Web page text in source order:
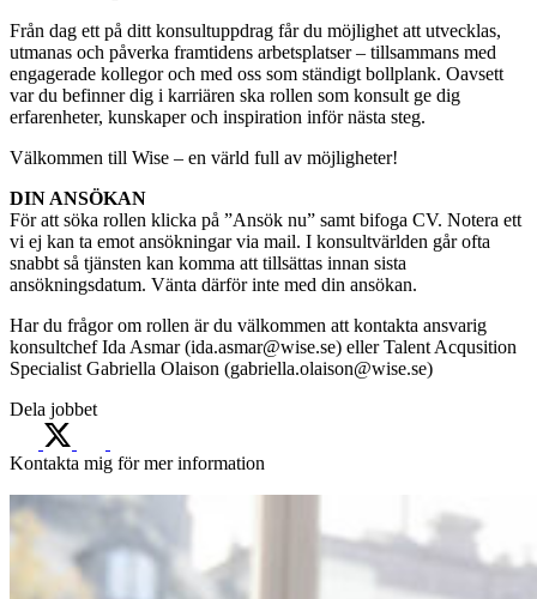
Från dag ett på ditt konsultuppdrag får du möjlighet att utvecklas,
utmanas och påverka framtidens arbetsplatser – tillsammans med
engagerade kollegor och med oss som ständigt bollplank. Oavsett
var du befinner dig i karriären ska rollen som konsult ge dig
erfarenheter, kunskaper och inspiration inför nästa steg.
Välkommen till Wise – en värld full av möjligheter!
DIN ANSÖKAN
För att söka rollen klicka på ”Ansök nu” samt bifoga CV. Notera ett
vi ej kan ta emot ansökningar via mail. I konsultvärlden går ofta
snabbt så tjänsten kan komma att tillsättas innan sista
ansökningsdatum. Vänta därför inte med din ansökan.
Har du frågor om rollen är du välkommen att kontakta ansvarig
konsultchef Ida Asmar (ida.asmar@wise.se) eller Talent Acqusition
Specialist Gabriella Olaison (gabriella.olaison@wise.se)
Dela jobbet
Kontakta mig för mer information